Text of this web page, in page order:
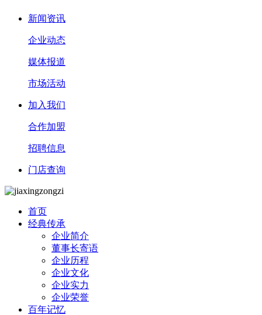
新闻资讯
企业动态
媒体报道
市场活动
加入我们
合作加盟
招聘信息
门店查询
首页
经典传承
企业简介
董事长寄语
企业历程
企业文化
企业实力
企业荣誉
百年记忆